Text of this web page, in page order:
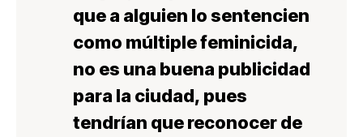
que a alguien lo sentencien
como múltiple feminicida,
no es una buena publicidad
para la ciudad, pues
tendrían que reconocer de